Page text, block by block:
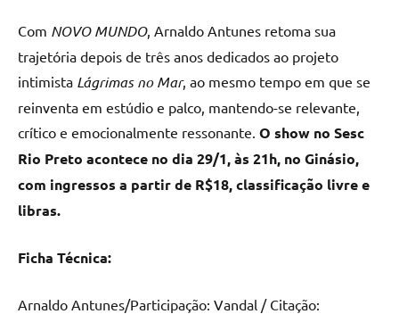
Com NOVO MUNDO, Arnaldo Antunes retoma sua
trajetória depois de três anos dedicados ao projeto
intimista Lágrimas no Mar, ao mesmo tempo em que se
reinventa em estúdio e palco, mantendo-se relevante,
crítico e emocionalmente ressonante. O show no Sesc
Rio Preto acontece no dia 29/1, às 21h, no Ginásio,
com ingressos a partir de R$18, classificação livre e
libras.
Ficha Técnica:
Arnaldo Antunes/Participação: Vandal / Citação: